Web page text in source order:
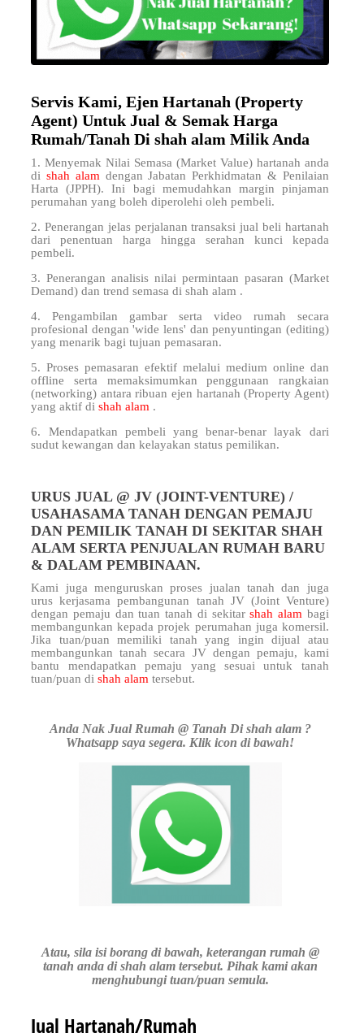
Servis Kami, Ejen Hartanah (Property
Agent) Untuk Jual & Semak Harga
Rumah/Tanah Di shah alam Milik Anda
1. Menyemak Nilai Semasa (Market Value) hartanah anda
dishah alam dengan Jabatan Perkhidmatan & Penilaian
Harta (JPPH). Ini bagi memudahkan margin pinjaman
perumahan yang boleh diperolehi oleh pembeli.
2. Penerangan jelas perjalanan transaksi jual beli hartanah
dari penentuan harga hingga serahan kunci kepada
pembeli.
3. Penerangan analisis nilai permintaan pasaran (Market
Demand) dan trend semasa di shah alam .
4. Pengambilan gambar serta video rumah secara
profesional dengan 'wide lens' dan penyuntingan (editing)
yang menarik bagi tujuan pemasaran.
5. Proses pemasaran efektif melalui medium online dan
offline serta memaksimumkan penggunaan rangkaian
(networking) antara ribuan ejen hartanah (Property Agent)
yang aktif dishah alam .
6. Mendapatkan pembeli yang benar-benar layak dari
sudut kewangan dan kelayakan status pemilikan.
URUS JUAL @ JV (JOINT-VENTURE) /
USAHASAMA TANAH DENGAN PEMAJU
DAN PEMILIK TANAH DI SEKITAR SHAH
ALAM SERTA PENJUALAN RUMAH BARU
& DALAM PEMBINAAN.
Kami juga menguruskan proses jualan tanah dan juga
urus kerjasama pembangunan tanah JV (Joint Venture)
dengan pemaju dan tuan tanah di sekitarshah alam bagi
membangunkan kepada projek perumahan juga komersil.
Jika tuan/puan memiliki tanah yang ingin dijual atau
membangunkan tanah secara JV dengan pemaju, kami
bantu mendapatkan pemaju yang sesuai untuk tanah
tuan/puan dishah alamtersebut.
Anda Nak Jual Rumah @ Tanah Di shah alam ?
Whatsapp saya segera. Klik icon di bawah!
Atau, sila isi borang di bawah, keterangan rumah @
tanah anda di shah alam tersebut. Pihak kami akan
menghubungi tuan/puan semula.